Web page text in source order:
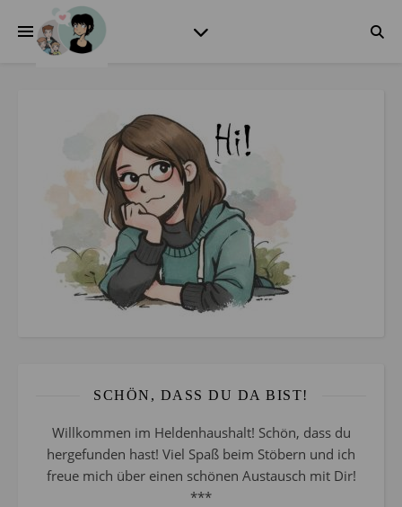
SCHÖN, DASS DU DA BIST!
Willkommen im Heldenhaushalt! Schön, dass du
hergefunden hast! Viel Spaß beim Stöbern und ich
freue mich über einen schönen Austausch mit Dir!
***